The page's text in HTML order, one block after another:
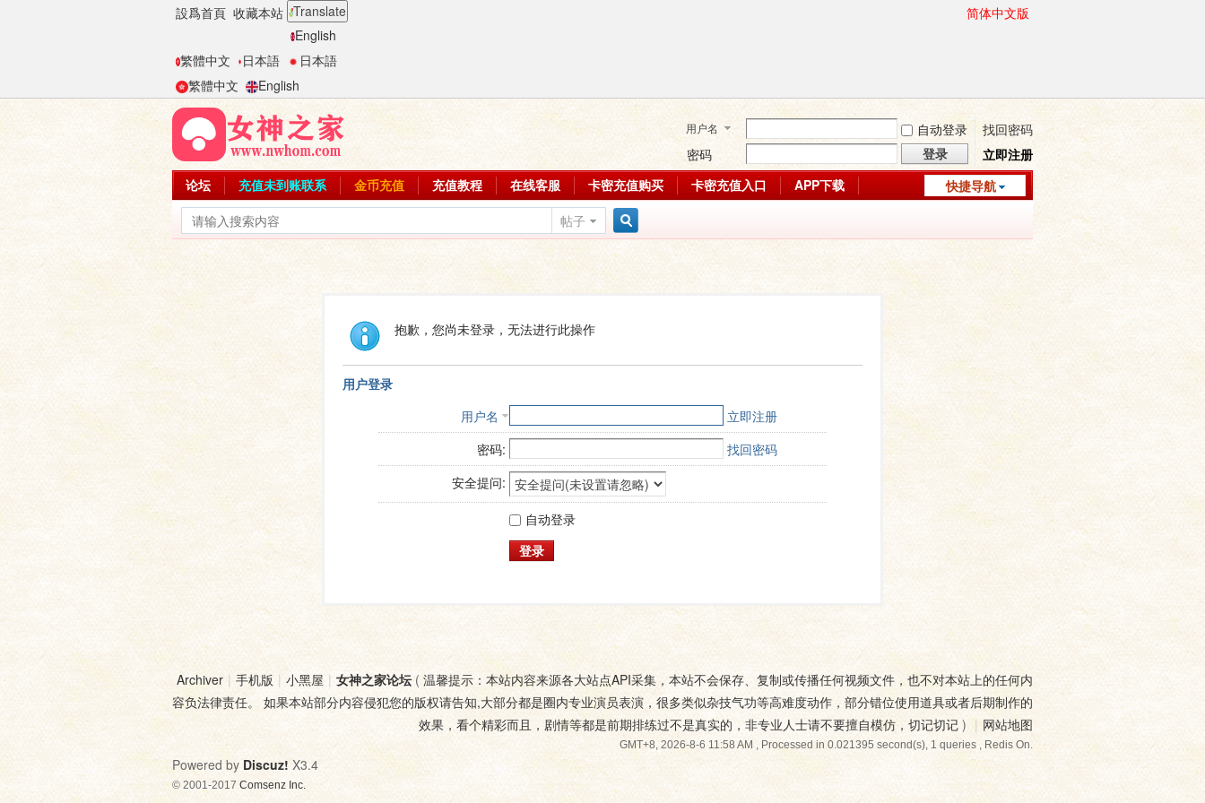
設爲首頁 收藏本站 Translate
English
繁體中文
日本語
日本語
繁體中文
English
简体中文版
用户名 自动登录
找回密码
密码
登录
立即注册
快捷导航
论坛 充值未到账联系 金币充值 充值教程 在线客服 卡密充值购买 卡密充值入口
APP下载
帖子
抱歉，您尚未登录，无法进行此操作
用户登录
用户名
立即注册
密码:
找回密码
安全提问:
自动登录
登录
Archiver | 手机版 | 小黑屋 | 女神之家论坛( 温馨提示：本站内容来源各大站点API采集，本站不会保存、复制或传播任何视频文件，也不对本站上的任何内
容负法律责任。 如果本站部分内容侵犯您的版权请告知,大部分都是圈内专业演员表演，很多类似杂技气功等高难度动作，部分错位使用道具或者后期制作的
效果，看个精彩而且，剧情等都是前期排练过不是真实的，非专业人士请不要擅自模仿，切记切记 ) | 网站地图
GMT+8, 2026-8-6 11:58 AM, Processed in 0.021395 second(s), 1 queries , Redis On.
Powered by Discuz! X3.4
© 2001-2017 Comsenz Inc.